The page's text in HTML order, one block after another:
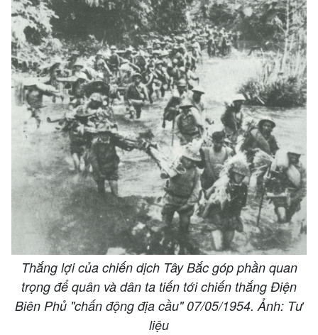
Thắng lợi của chiến dịch Tây Bắc góp phần quan
trọng để quân và dân ta tiến tới chiến thắng Điện
Biên Phủ "chấn động địa cầu" 07/05/1954. Ảnh: Tư
liệu